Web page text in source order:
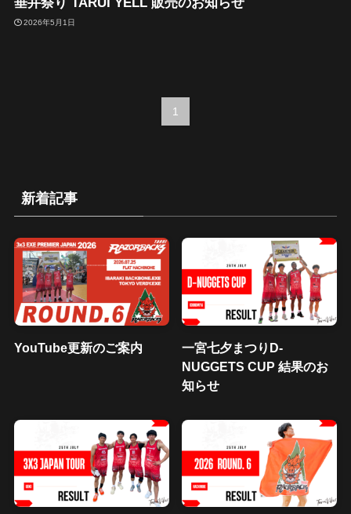
2026年5月1日
1
新着記事
YouTube更新のご案内
一宮七夕まつりD-
NUGGETS CUP 結果のお
知らせ